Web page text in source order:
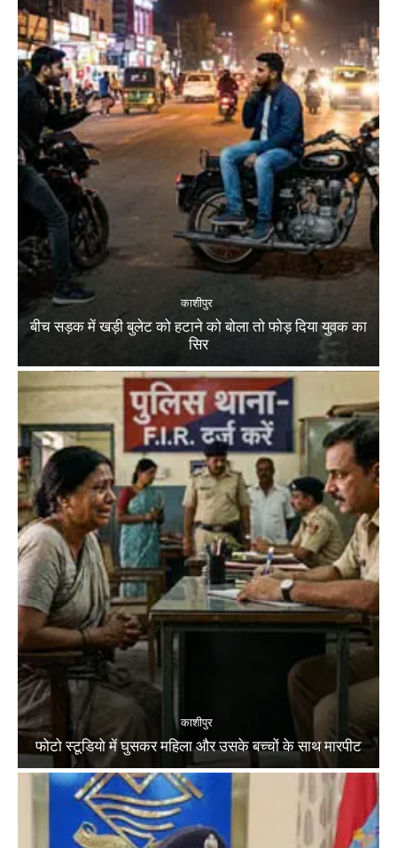
काशीपुर
बीच सड़क में खड़ी बुलेट को हटाने को बोला तो फोड़ दिया युवक का
सिर
काशीपुर
फोटो स्टूडियो में घुसकर महिला और उसके बच्चों के साथ मारपीट